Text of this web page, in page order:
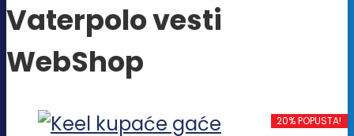
Vaterpolo vesti
WebShop
20% POPUSTA!